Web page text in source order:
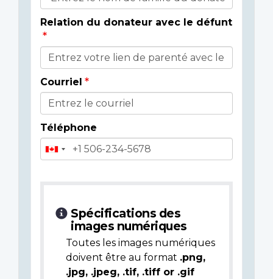
Relation du donateur avec le défunt
Courriel
Téléphone
Spécifications des
images numériques
Toutes les images numériques
doivent être au format .png,
.jpg, .jpeg, .tif, .tiff or .gif